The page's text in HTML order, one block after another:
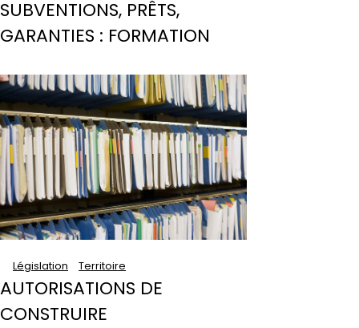
SUBVENTIONS, PRÊTS,
GARANTIES : FORMATION
Législation Territoire
AUTORISATIONS DE
CONSTRUIRE